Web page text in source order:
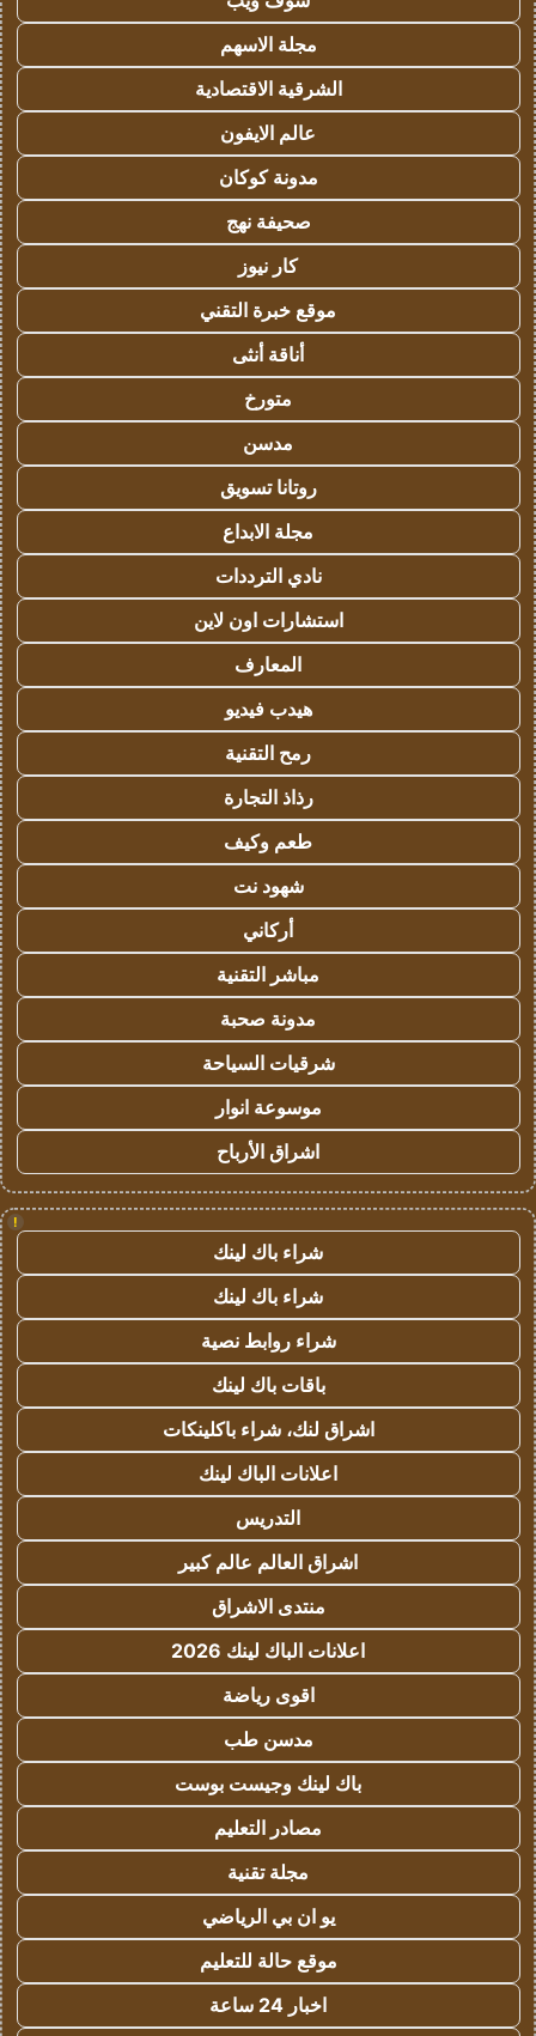
مجلة الاسهم
الشرقية الاقتصادية
عالم الايفون
مدونة كوكان
صحيفة نهج
كار نيوز
موقع خبرة التقني
أناقة أنثى
متورخ
مدسن
روتانا تسويق
مجلة الابداع
نادي الترددات
استشارات اون لاين
المعارف
هيدب فيديو
رمح التقنية
رذاذ التجارة
طعم وكيف
شهود نت
أركاني
مباشر التقنية
مدونة صحبة
شرقيات السياحة
موسوعة انوار
اشراق الأرباح
!
شراء باك لينك
شراء باك لينك
شراء روابط نصية
باقات باك لينك
اشراق لنك، شراء باكلينكات
اعلانات الباك لينك
التدريس
اشراق العالم عالم كبير
منتدى الاشراق
اعلانات الباك لينك 2026
اقوى رياضة
مدسن طب
باك لينك وجيست بوست
مصادر التعليم
مجلة تقنية
يو ان بي الرياضي
موقع حالة للتعليم
اخبار 24 ساعة